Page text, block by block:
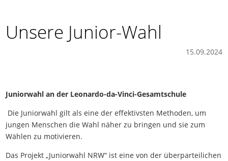
Unsere Junior-Wahl
15.09.2024
Juniorwahl an der Leonardo-da-Vinci-Gesamtschule
Die Juniorwahl gilt als eine der effektivsten Methoden, um
jungen Menschen die Wahl näher zu bringen und sie zum
Wählen zu motivieren.
Das Projekt „Juniorwahl NRW“ ist eine von der überparteilichen